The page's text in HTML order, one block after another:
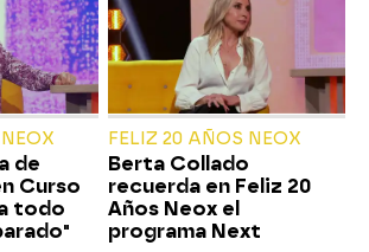
de
Curso
todo
FELIZ 20 AÑOS NEOX
Berta Collado
recuerda en Feliz 20
Años Neox el
programa Next